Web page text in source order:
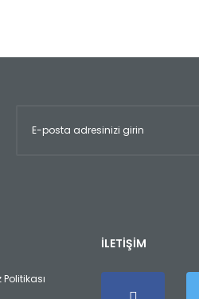
Yorum Yaz
Politikası
İLETİŞİM